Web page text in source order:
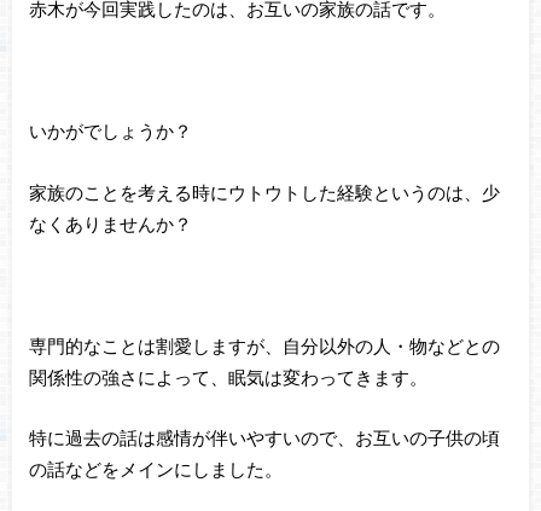
赤木が今回実践したのは、お互いの家族の話です。
いかがでしょうか？
家族のことを考える時にウトウトした経験というのは、少
なくありませんか？
専門的なことは割愛しますが、自分以外の人・物などとの
関係性の強さによって、眠気は変わってきます。
特に過去の話は感情が伴いやすいので、お互いの子供の頃
の話などをメインにしました。